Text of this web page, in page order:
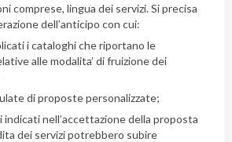
comprese, lingua dei servizi. Si precisa
dell’anticipo con cui:
i cataloghi che riportano le
alle modalita’ di fruizione dei
di proposte personalizzate;
indicati nell’accettazione della proposta
dei servizi potrebbero subire